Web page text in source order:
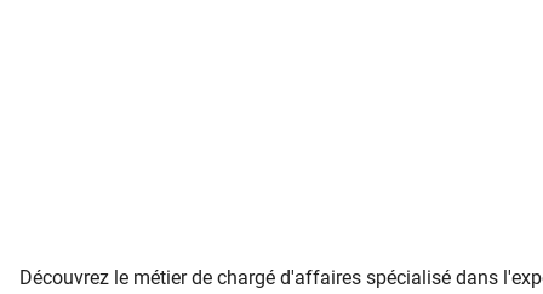
Découvrez le métier de chargé d'affaires spécialisé dans